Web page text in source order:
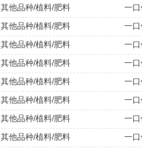
其他品种/植料/肥料 一
其他品种/植料/肥料 一
其他品种/植料/肥料 一
其他品种/植料/肥料 一
其他品种/植料/肥料 一
其他品种/植料/肥料 一
其他品种/植料/肥料 一
其他品种/植料/肥料 一